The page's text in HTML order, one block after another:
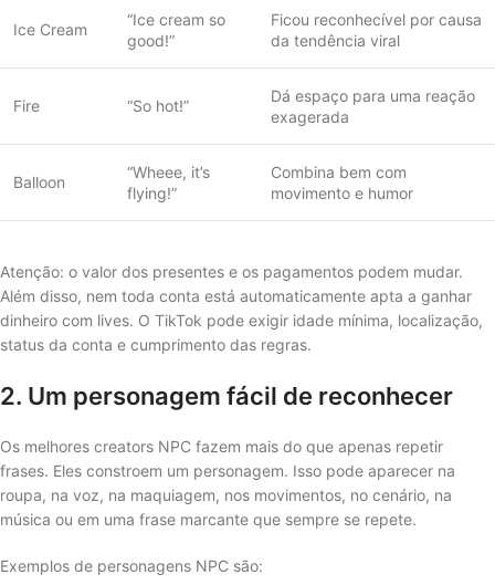
Ice Cream
“Ice cream so
good!”
Ficou reconhecível por causa
da tendência viral
Fire “So hot!”
Dá espaço para uma reação
exagerada
Balloon
“Wheee, it’s
flying!”
Combina bem com
movimento e humor
Atenção: o valor dos presentes e os pagamentos podem mudar.
Além disso, nem toda conta está automaticamente apta a ganhar
dinheiro com lives. O TikTok pode exigir idade mínima, localização,
status da conta e cumprimento das regras.
2. Um personagem fácil de reconhecer
Os melhores creators NPC fazem mais do que apenas repetir
frases. Eles constroem um personagem. Isso pode aparecer na
roupa, na voz, na maquiagem, nos movimentos, no cenário, na
música ou em uma frase marcante que sempre se repete.
Exemplos de personagens NPC são: